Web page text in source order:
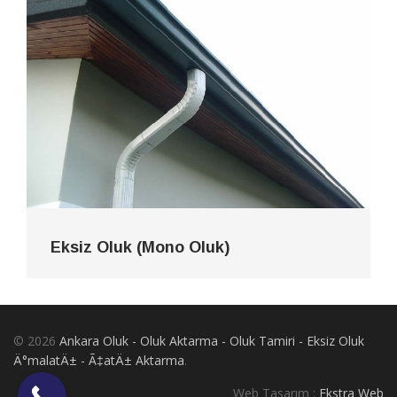
Eksiz Oluk (Mono Oluk)
© 2026 Ankara Oluk - Oluk Aktarma - Oluk Tamiri - Eksiz Oluk
Ä°malatÄ± - Ã‡atÄ± Aktarma.
Web Tasarım : Ekstra Web